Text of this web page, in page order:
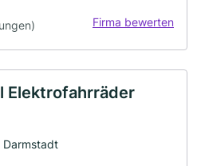
Firma bewerten
Elektrofahrräder
Darmstadt